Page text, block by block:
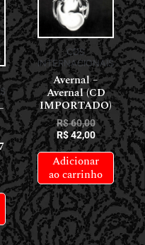
CDS
INTERNACIONAIS
Avernal –
Avernal (CD
IMPORTADO)
R$60,00
R$42,00
Adicionar
ao carrinho